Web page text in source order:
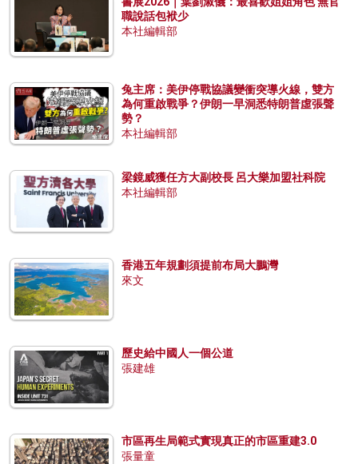
職說話包袱少
本社編輯部
兔主席：美伊停戰協議變衝突導火線，雙方
為何重啟戰爭？伊朗一早洞悉特朗普虛張聲
勢？
本社編輯部
梁鏡威獲任方大副校長 呂大樂加盟社科院
本社編輯部
香港五年規劃須提前布局大鵬灣
來文
歷史給中國人一個公道
張建雄
市區再生局範式實現真正的市區重建3.0
張量童